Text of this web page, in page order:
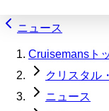
ニュース
Cruisemansト
クリスタル
ニュース